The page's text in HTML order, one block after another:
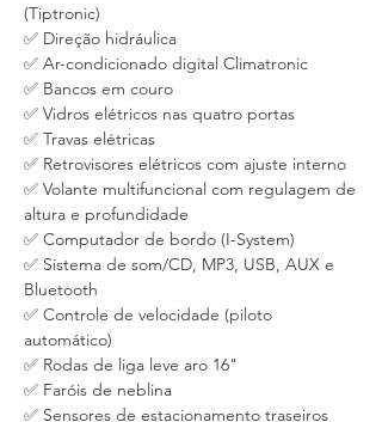
(Tiptronic)
✅ Direção hidráulica
✅ Ar-condicionado digital Climatronic
✅ Bancos em couro
✅ Vidros elétricos nas quatro portas
✅ Travas elétricas
✅ Retrovisores elétricos com ajuste interno
✅ Volante multifuncional com regulagem de
altura e profundidade
✅ Computador de bordo (I-System)
✅ Sistema de som/CD, MP3, USB, AUX e
Bluetooth
✅ Controle de velocidade (piloto
automático)
✅ Rodas de liga leve aro 16"
✅ Faróis de neblina
✅ Sensores de estacionamento traseiros